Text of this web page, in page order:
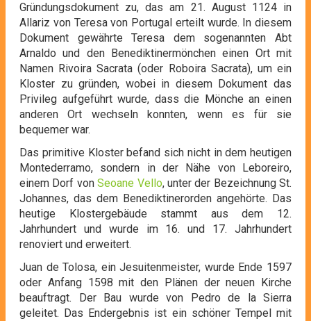
Gründungsdokument zu, das am 21. August 1124 in
Allariz von Teresa von Portugal erteilt wurde. In diesem
Dokument gewährte Teresa dem sogenannten Abt
Arnaldo und den Benediktinermönchen einen Ort mit
Namen Rivoira Sacrata (oder Roboira Sacrata), um ein
Kloster zu gründen, wobei in diesem Dokument das
Privileg aufgeführt wurde, dass die Mönche an einen
anderen Ort wechseln konnten, wenn es für sie
bequemer war.
Das primitive Kloster befand sich nicht in dem heutigen
Montederramo, sondern in der Nähe von Leboreiro,
einem Dorf vonSeoane Vello, unter der Bezeichnung St.
Johannes, das dem Benediktinerorden angehörte. Das
heutige Klostergebäude stammt aus dem 12.
Jahrhundert und wurde im 16. und 17. Jahrhundert
renoviert und erweitert.
Juan de Tolosa, ein Jesuitenmeister, wurde Ende 1597
oder Anfang 1598 mit den Plänen der neuen Kirche
beauftragt. Der Bau wurde von Pedro de la Sierra
geleitet. Das Endergebnis ist ein schöner Tempel mit